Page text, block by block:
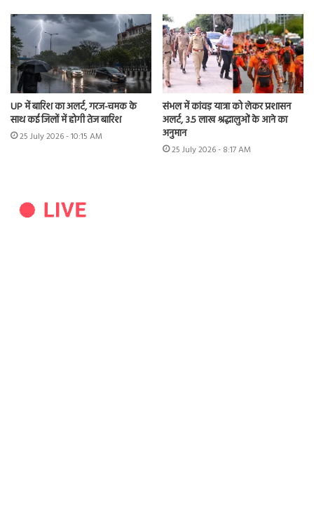
UP में बारिश का अलर्ट, गरज-चमक के
साथ कई जिलों में होगी तेज बारिश
25 July 2026 - 10:15 AM
संभल में कांवड़ यात्रा को लेकर प्रशासन
अलर्ट, 3.5 लाख श्रद्धालुओं के आने का
अनुमान
25 July 2026 - 8:17 AM